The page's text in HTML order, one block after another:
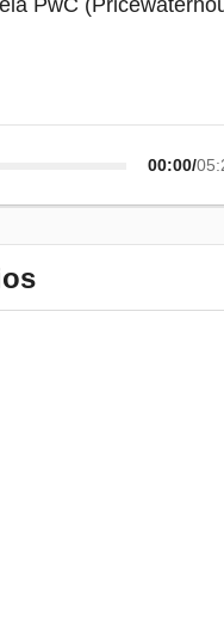
PwC
00:00